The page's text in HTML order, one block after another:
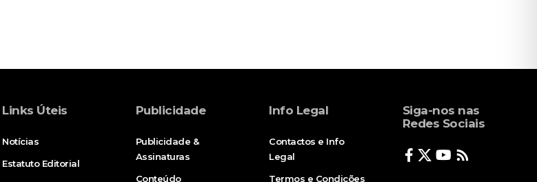
Links Úteis
Notícias
Estatuto Editorial
Publicidade
Publicidade &
Assinaturas
Conteúdo
Info Legal
Contactos e Info
Legal
Termos e Condições
Siga-nos nas
Redes Sociais